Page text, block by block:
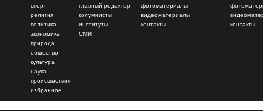
спорт
религия
политика
экономика
природа
общество
культура
наука
происшествия
избранное
главный редактор
колумнисты
институты
СМИ
фотоматериалы
видеоматериалы
контакты
контакты